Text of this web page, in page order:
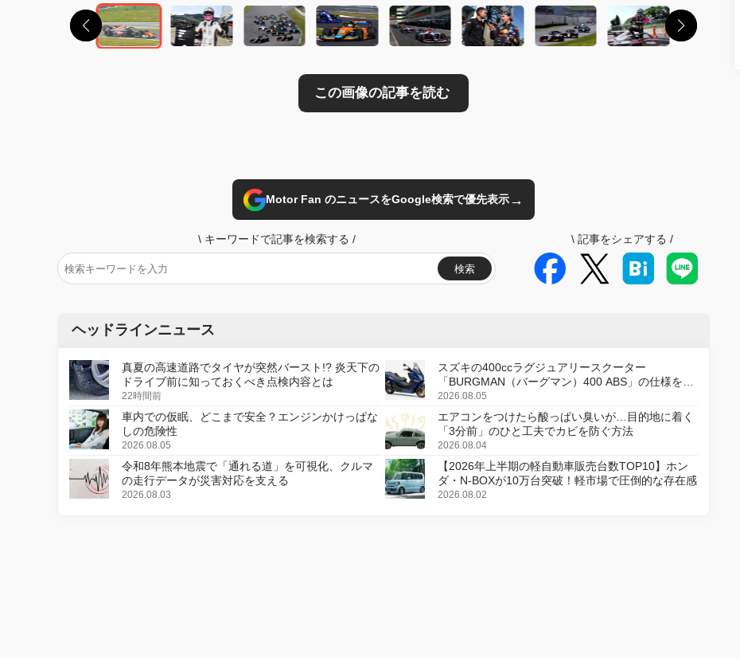
Motor Fan のニュースをGoogle検索で優先表示→
\ キーワードで記事を検索する /
検索
\ 記事をシェアする /
ヘッドラインニュース
真夏の高速道路でタイヤが突然バースト!? 炎天下の
ドライブ前に知っておくべき点検内容とは
22時間前
スズキの400ccラグジュアリースクーター
「BURGMAN（バーグマン）400 ABS」の仕様を変
更し、8月18日に発売
2026.08.05
車内での仮眠、どこまで安全？エンジンかけっぱな
しの危険性
2026.08.05
エアコンをつけたら酸っぱい臭いが…目的地に着く
「3分前」のひと工夫でカビを防ぐ方法
2026.08.04
令和8年熊本地震で「通れる道」を可視化、クルマ
の走行データが災害対応を支える
2026.08.03
【2026年上半期の軽自動車販売台数TOP10】ホン
ダ・N-BOXが10万台突破！軽市場で圧倒的な存在感
2026.08.02